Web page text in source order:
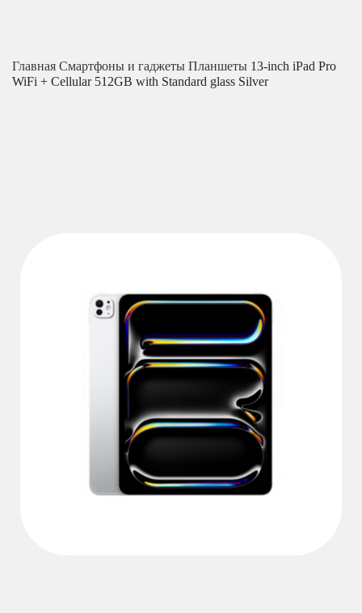
Главная Смартфоны и гаджеты Планшеты 13-inch iPad Pro
WiFi + Cellular 512GB with Standard glass Silver